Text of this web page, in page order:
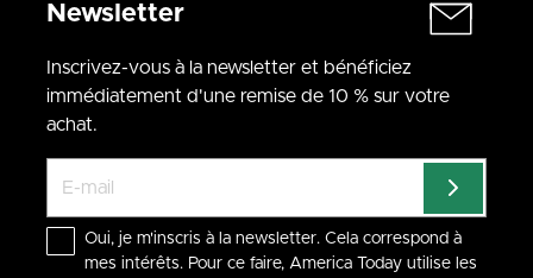
Newsletter
Inscrivez-vous à la newsletter et bénéficiez
immédiatement d'une remise de 10 % sur votre
achat.
Oui, je m'inscris à la newsletter. Cela correspond à
mes intérêts. Pour ce faire, America Today utilise les